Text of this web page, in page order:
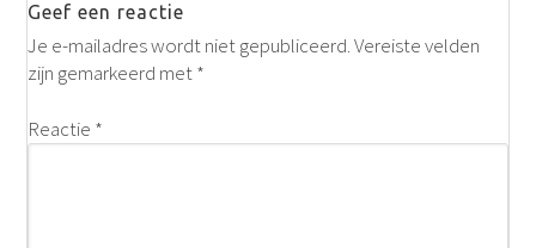
Geef een reactie
Je e-mailadres wordt niet gepubliceerd.Vereiste velden
zijn gemarkeerd met*
Reactie *